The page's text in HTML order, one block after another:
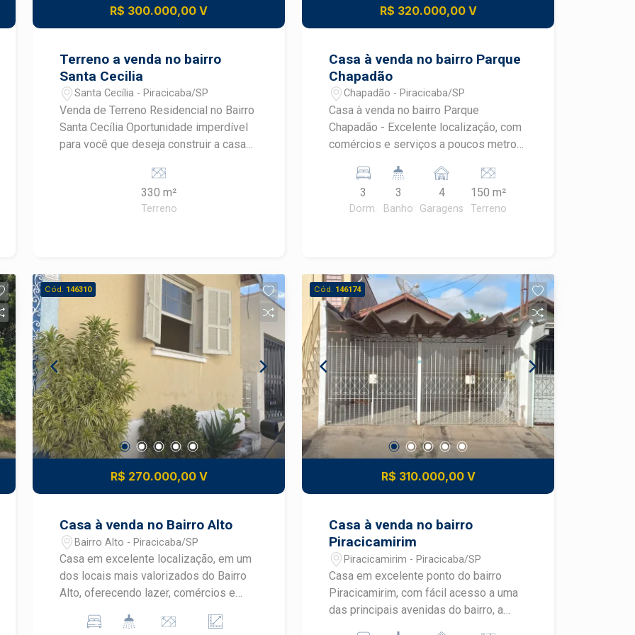
R$ 300.000,00 V
Terreno a venda no bairro
Santa Cecilia
Santa Cecília - Piracicaba/SP
Venda de Terreno Residencial no Bairro
Santa Cecília Oportunidade imperdível
para você que deseja construir a casa
mais tranquilos e valorizados de
sendo 11,00 m de frente por 33,00 m; -
valorização imobiliária, ideal para
investimento ou moradia. - Proximidade
a escolas, mercados, farmácias e
parques, garantindo comodidade no dia
a dia. O bairro Santa Cecilia é um bairro
residencial com ruas arborizadas,
proporcionando um ambiente agradável
e familiar. Tem fácil acesso a principais
vias da cidade, facilitando o
deslocamento para o centro e demais
regiões. Não perca essa chance de
contato para mais informações e
330 m²
Terreno
R$ 320.000,00 V
Casa à venda no bairro Parque
Chapadão
Chapadão - Piracicaba/SP
Casa à venda no bairro Parque
Chapadão - Excelente localização, com
comércios e serviços a poucos metros;
e Dos Cardeais; - 144,52 m² de área
útil; - Sala de estar; - Cozinha integrada;
- Lavabo; - 2 dormitórios amplos com
mercado imobiliário de Piracicaba.
Agende sua visita!
3
Dorm.
3
Banho
4
Garagens
150 m²
Terreno
Cód. 146310
R$ 270.000,00 V
Casa à venda no Bairro Alto
Bairro Alto - Piracicaba/SP
Casa em excelente localização, em um
dos locais mais valorizados do Bairro
Alto, oferecendo lazer, comércios e
amplitude e conforto. More a poucos
Cód. 146174
R$ 310.000,00 V
Casa à venda no bairro
Piracicamirim
Piracicamirim - Piracicaba/SP
Casa em excelente ponto do bairro
Piracicamirim, com fácil acesso a uma
das principais avenidas do bairro, a